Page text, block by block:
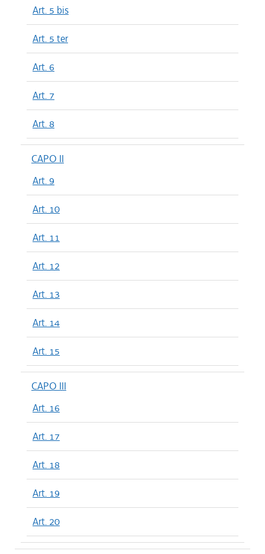
Art. 5 bis
Art. 5 ter
Art. 6
Art. 7
Art. 8
CAPO II
Art. 9
Art. 10
Art. 11
Art. 12
Art. 13
Art. 14
Art. 15
CAPO III
Art. 16
Art. 17
Art. 18
Art. 19
Art. 20